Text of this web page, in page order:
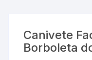
Canivete
Borboleta